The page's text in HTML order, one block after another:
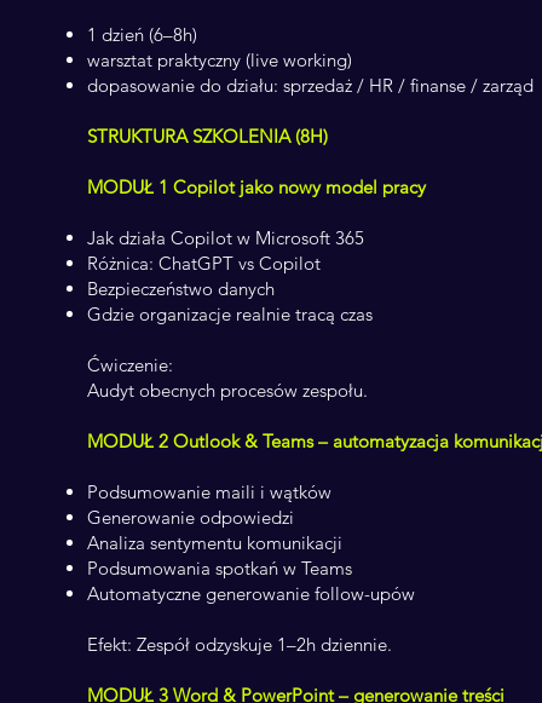
1 dzień (6–8h)
warsztat praktyczny (live working)
dopasowanie do działu: sprzedaż / HR / finanse / zarząd
STRUKTURA SZKOLENIA (8H)
MODUŁ 1 Copilot jako nowy model pracy
Jak działa Copilot w Microsoft 365
Różnica: ChatGPT vs Copilot
Bezpieczeństwo danych
Gdzie organizacje realnie tracą czas
Ćwiczenie:
Audyt obecnych procesów zespołu.
MODUŁ 2 Outlook & Teams – automatyzacja
Podsumowanie maili i wątków
Generowanie odpowiedzi
Analiza sentymentu komunikacji
Podsumowania spotkań w Teams
Automatyczne generowanie follow-upów
Efekt: Zespół odzyskuje 1–2h dziennie.
MODUŁ 3 Word & PowerPoint – generowanie treści